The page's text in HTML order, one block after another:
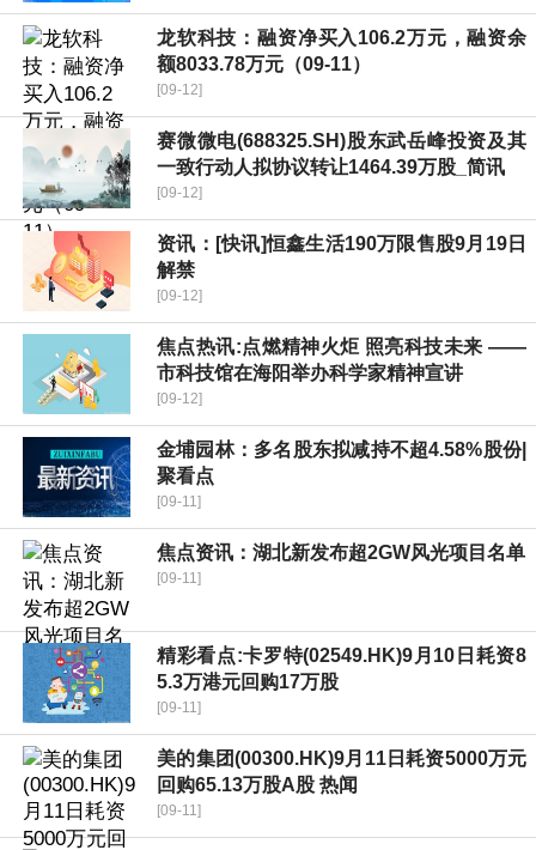
龙软科技：融资净买入106.2万元，融资余
额8033.78万元（09-11）
[09-12]
赛微微电(688325.SH)股东武岳峰投资及其
一致行动人拟协议转让1464.39万股_简讯
[09-12]
资讯：[快讯]恒鑫生活190万限售股9月19日
解禁
[09-12]
焦点热讯:点燃精神火炬 照亮科技未来 ——
市科技馆在海阳举办科学家精神宣讲
[09-12]
金埔园林：多名股东拟减持不超4.58%股份|
聚看点
[09-11]
焦点资讯：湖北新发布超2GW风光项目名单
[09-11]
精彩看点:卡罗特(02549.HK)9月10日耗资8
5.3万港元回购17万股
[09-11]
美的集团(00300.HK)9月11日耗资5000万元
回购65.13万股A股 热闻
[09-11]